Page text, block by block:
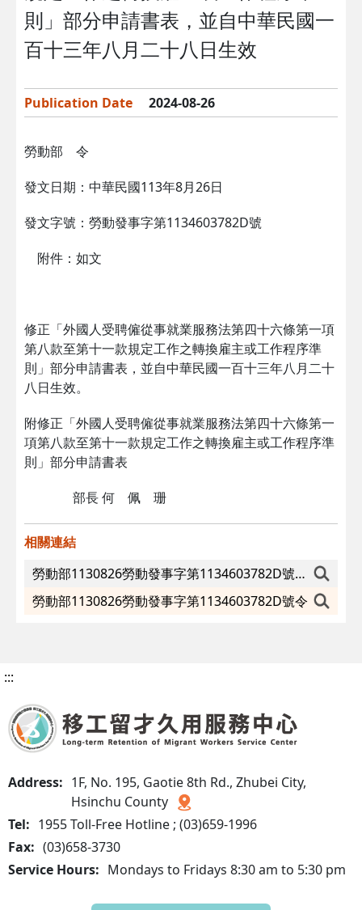
則」部分申請書表，並自中華民國一
百十三年八月二十八日生效
Publication Date 2024-08-26
勞動部 令
發文日期：中華民國113年8月26日
發文字號：勞動發事字第1134603782D號
附件：如文
修正「外國人受聘僱從事就業服務法第四十六條第一項
第八款至第十一款規定工作之轉換雇主或工作程序準
則」部分申請書表，並自中華民國一百十三年八月二十
八日生效。
附修正「外國人受聘僱從事就業服務法第四十六條第一
項第八款至第十一款規定工作之轉換雇主或工作程序準
則」部分申請書表
部長 何 佩 珊
相關連結
勞動部1130826勞動發事字第1134603782D號令附件(修正轉換準則部分申請書表)
勞動部1130826勞動發事字第1134603782D號令
:::
Address: 1F, No. 195, Gaotie 8th Rd., Zhubei City,
Hsinchu County
Tel: 1955 Toll-Free Hotline ; (03)659-1996
Fax: (03)658-3730
Service Hours: Mondays to Fridays 8:30 am to 5:30 pm